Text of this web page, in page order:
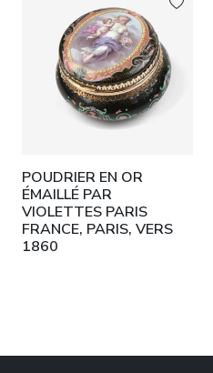
POUDRIER EN OR
ÉMAILLÉ PAR
VIOLETTES PARIS
FRANCE, PARIS, VERS
1860